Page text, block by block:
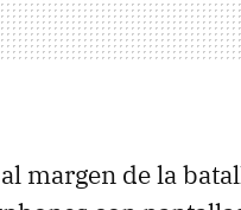
margen de la